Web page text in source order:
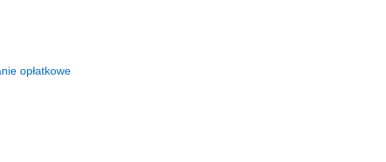
opłatkowe